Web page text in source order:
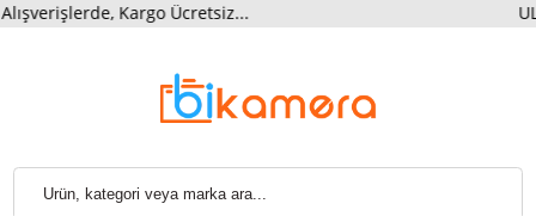
Kargo Ücretsiz...